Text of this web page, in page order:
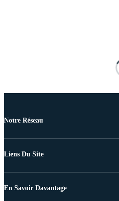
Notre Réseau
Liens Du Site
En Savoir Davantage